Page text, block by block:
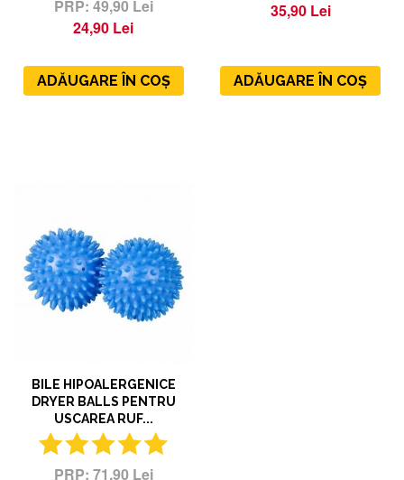
49,90 Lei
24,90 Lei
ADĂUGARE ÎN COȘ
35,90 Lei
ADĂUGARE ÎN COȘ
BILE HIPOALERGENICE
DRYER BALLS PENTRU
USCAREA RUF...
71,90 Lei